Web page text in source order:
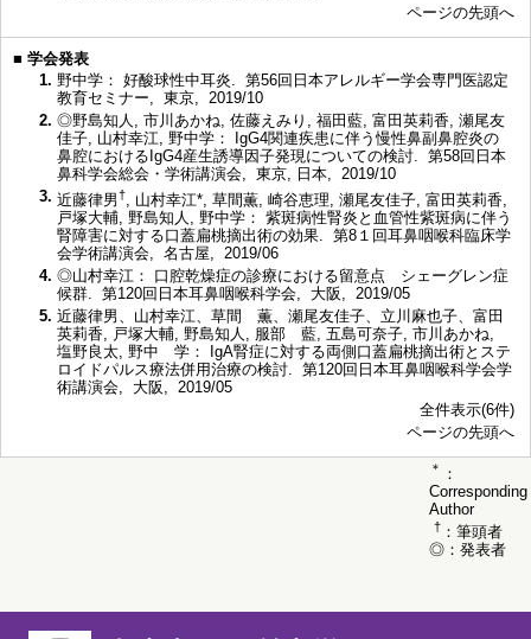
ページの先頭へ
■ 学会発表
1. 野中学： 好酸球性中耳炎. 第56回日本アレルギー学会専門医認定
教育セミナー, 東京, 2019/10
2. ◎野島知人, 市川あかね, 佐藤えみり, 福田藍, 富田英莉香, 瀬尾友
佳子, 山村幸江, 野中学： IgG4関連疾患に伴う慢性鼻副鼻腔炎の
鼻腔におけるIgG4産生誘導因子発現についての検討. 第58回日本
鼻科学会総会・学術講演会, 東京, 日本, 2019/10
3. 近藤律男†, 山村幸江*, 草間薫, 崎谷恵理, 瀬尾友佳子, 富田英莉香,
戸塚大輔, 野島知人, 野中学： 紫斑病性腎炎と血管性紫斑病に伴う
腎障害に対する口蓋扁桃摘出術の効果. 第8１回耳鼻咽喉科臨床学
会学術講演会, 名古屋, 2019/06
4. ◎山村幸江： 口腔乾燥症の診療における留意点 シェーグレン症
候群. 第120回日本耳鼻咽喉科学会, 大阪, 2019/05
5. 近藤律男、山村幸江、草間 薫、瀬尾友佳子、立川麻也子、富田
英莉香, 戸塚大輔, 野島知人, 服部 藍, 五島可奈子, 市川あかね,
塩野良太, 野中 学： IgA腎症に対する両側口蓋扁桃摘出術とステ
ロイドパルス療法併用治療の検討. 第120回日本耳鼻咽喉科学会学
術講演会, 大阪, 2019/05
全件表示(6件)
ページの先頭へ
＊
：
Corresponding
Author
† ：筆頭者
◎：発表者